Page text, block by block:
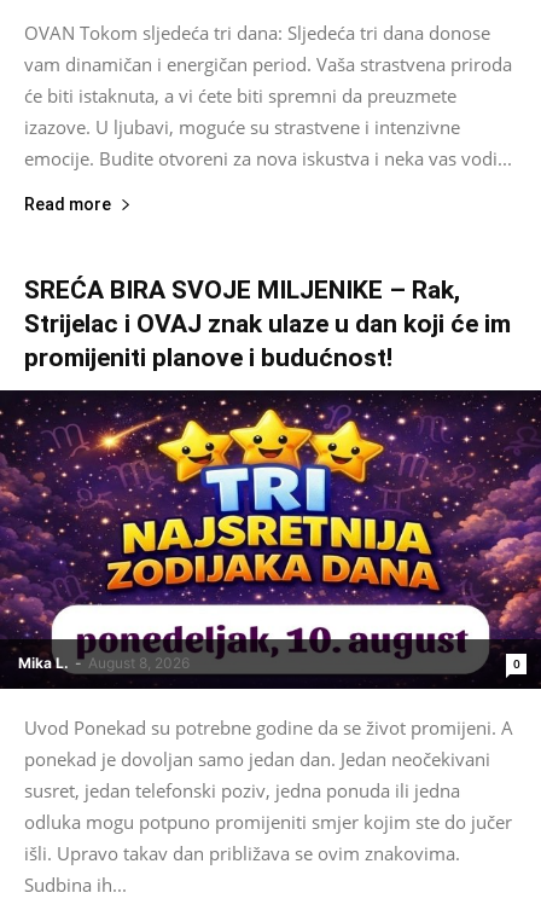
OVAN Tokom sljedeća tri dana: Sljedeća tri dana donose
vam dinamičan i energičan period. Vaša strastvena priroda
će biti istaknuta, a vi ćete biti spremni da preuzmete
izazove. U ljubavi, moguće su strastvene i intenzivne
emocije. Budite otvoreni za nova iskustva i neka vas vodi...
Read more
SREĆA BIRA SVOJE MILJENIKE – Rak,
Strijelac i OVAJ znak ulaze u dan koji će im
promijeniti planove i budućnost!
Mika L. - August 8, 2026 0
Uvod Ponekad su potrebne godine da se život promijeni. A
ponekad je dovoljan samo jedan dan. Jedan neočekivani
susret, jedan telefonski poziv, jedna ponuda ili jedna
odluka mogu potpuno promijeniti smjer kojim ste do jučer
išli. Upravo takav dan približava se ovim znakovima.
Sudbina ih...